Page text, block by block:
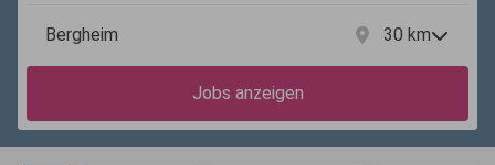
30 km
Jobs anzeigen